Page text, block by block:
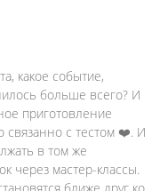
какое событие,
больше всего? И
приготовление
связанно с тестом ❤️. И
в том же
через мастер-классы.